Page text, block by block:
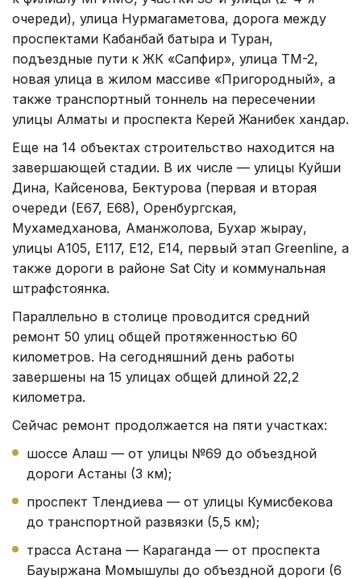
очереди), улица Нурмагаметова, дорога между
проспектами Кабанбай батыра и Туран,
подъездные пути к ЖК «Сапфир», улица ТМ-2,
новая улица в жилом массиве «Пригородный», а
также транспортный тоннель на пересечении
улицы Алматы и проспекта Керей Жанибек хандар.
Еще на 14 объектах строительство находится на
завершающей стадии. В их числе — улицы Куйши
Дина, Кайсенова, Бектурова (первая и вторая
очереди (Е67, Е68), Оренбургская,
Мухамедханова, Аманжолова, Бухар жырау,
улицы А105, Е117, Е12, Е14, первый этап Greenline, а
также дороги в районе Sat City и коммунальная
штрафстоянка.
Параллельно в столице проводится средний
ремонт 50 улиц общей протяженностью 60
километров. На сегодняшний день работы
завершены на 15 улицах общей длиной 22,2
километра.
Сейчас ремонт продолжается на пяти участках:
шоссе Алаш — от улицы №69 до объездной
дороги Астаны (3 км);
проспект Тлендиева — от улицы Кумисбекова
до транспортной развязки (5,5 км);
трасса Астана — Караганда — от проспекта
Бауыржана Момышулы до объездной дороги (6